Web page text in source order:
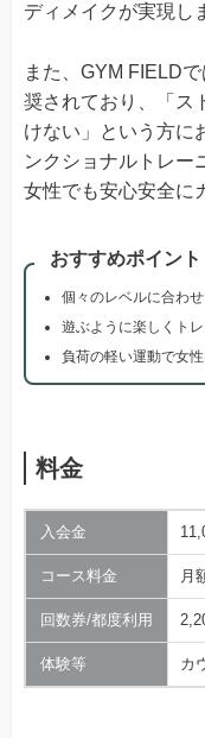
ディメイクが実現し
また、GYM FIELD
奨されており、「ス
けない」という方に
ンクショナルトレー
女性でも安心安全に
おすすめポイント
個々のレベルに合わ
遊ぶように楽しくト
負荷の軽い運動で女
料金
入会金
コース料金 月
回数券/都度利用
体験等 カ